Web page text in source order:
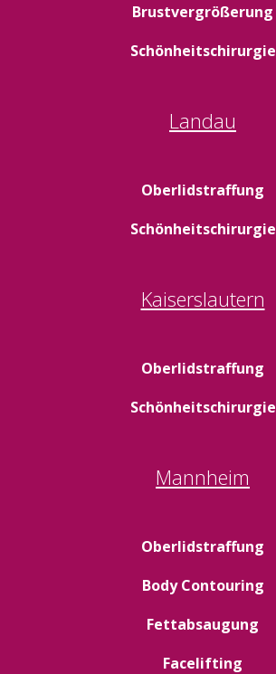
Brustvergrößerung
Schönheitschirurgie
Landau
Oberlidstraffung
Schönheitschirurgie
Kaiserslautern
Oberlidstraffung
Schönheitschirurgie
Mannheim
Oberlidstraffung
Body Contouring
Fettabsaugung
Facelifting